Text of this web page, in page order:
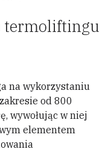
termoliftingu
na wykorzystaniu
od 800
wywołując w niej
elementem